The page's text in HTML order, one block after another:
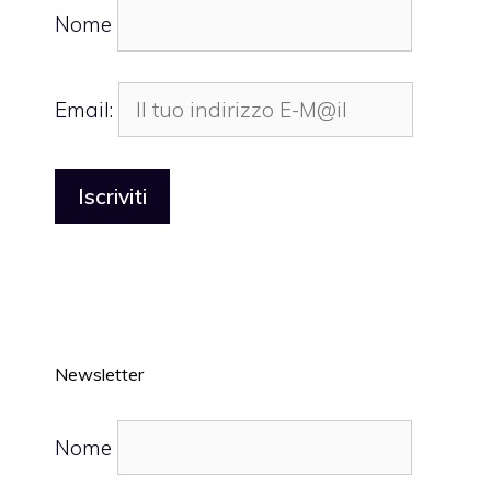
Nome
Email:
Newsletter
Nome